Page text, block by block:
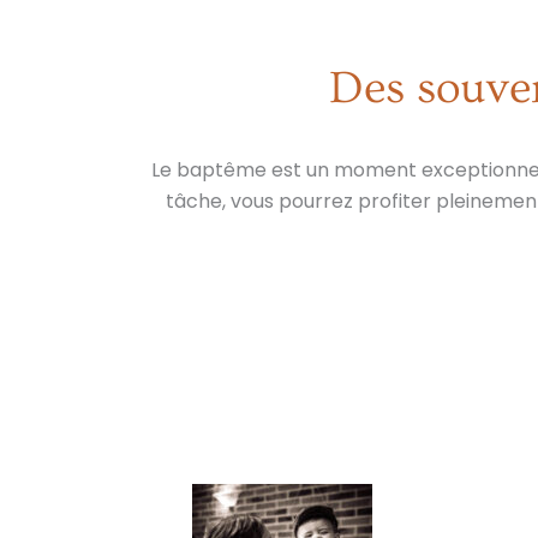
Des
Le baptême est un moment
tâche, vous pourrez profiter